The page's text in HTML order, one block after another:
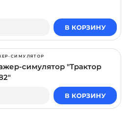
В КОРЗИНУ
СИМУЛЯТОР
симулятор "Трактор
В КОРЗИНУ